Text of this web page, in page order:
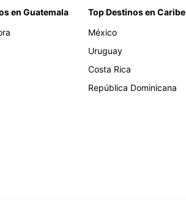
en Guatemala
Top Destinos en Caribe
México
Uruguay
Costa Rica
República Dominicana